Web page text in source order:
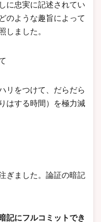
に忠実に記述されてい
のような趣旨によって
しました。
リをつけて、だらだら
はする時間）を極力減
ぎました。論証の暗記
記にフルコミットでき